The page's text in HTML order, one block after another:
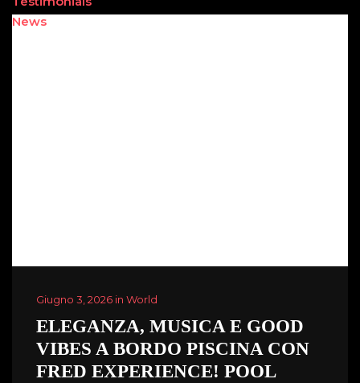
News
Giugno 3, 2026 in World
ELEGANZA, MUSICA E GOOD
VIBES A BORDO PISCINA CON
FRED EXPERIENCE! POOL